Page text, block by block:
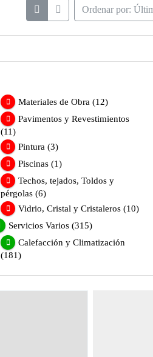
Ordenar por:
Materiales de Obra (12)
Pavimentos y Revestimientos
(11)
Pintura (3)
Piscinas (1)
Techos, tejados, Toldos y
pérgolas (6)
Vidrio, Cristal y Cristaleros (10)
Servicios Varios (315)
Calefacción y Climatización
(181)